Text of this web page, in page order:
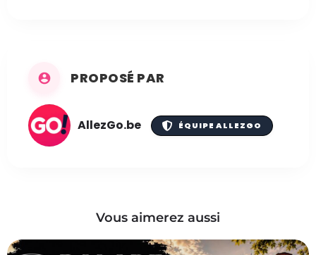
PROPOSÉ PAR
AllezGo.be ÉQUIPE ALLEZGO
Vous aimerez aussi